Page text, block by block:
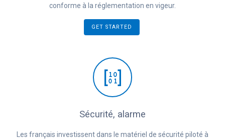
conforme à la réglementation en vigeur.
GET STARTED
Sécurité, alarme
Les français investissent dans le matériel de sécurité piloté à